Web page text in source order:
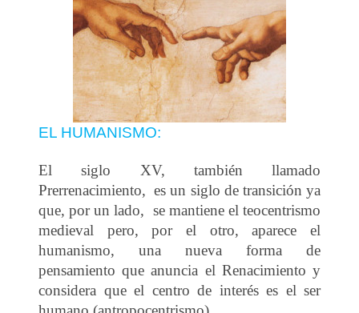
EL HUMANISMO:
El siglo XV, también llamado
Prerrenacimiento, es un siglo de transición ya
que, por un lado, se mantiene el teocentrismo
medieval pero, por el otro, aparece el
humanismo, una nueva forma de
pensamiento que anuncia el Renacimiento y
considera que el centro de interés es el ser